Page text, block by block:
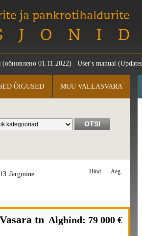
ja pankrotihaldurite
(обновлено 01.11.2022) User's manual
ÕIGUSED MUU VALLASVARA
Järgmine Aeg
Hind
tn Alghind: 79 000 €